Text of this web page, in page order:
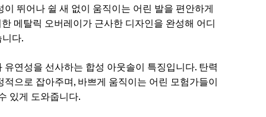
뛰어나 쉴 새 없이 움직이는 어린 발을 편안하게
메탈릭 오버레이가 근사한 디자인을 완성해 어디
다.
연성을 선사하는 합성 아웃솔이 특징입니다. 탄력
으로 잡아주며, 바쁘게 움직이는 어린 모험가들이
있게 도와줍니다.